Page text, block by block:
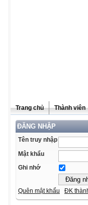
Trang chủ Thành viên
ĐĂNG NHẬP
Tên truy nhập
Mật khẩu
Ghi nhớ
Quên mật khẩu ĐK